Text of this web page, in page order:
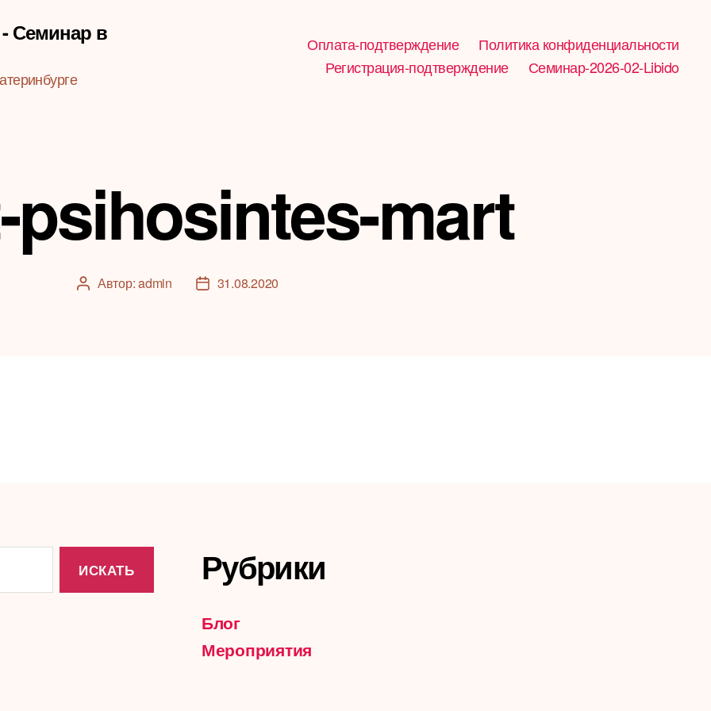
Семинар в Оплата-подтверждение
Политика конфиденциальности
Регистрация-подтверждение
Семинар-2026-02-Libido
psihosintes-mart
Автор
Автор:admin
Дата31.08.2020
Рубрики
Блог
Мероприятия